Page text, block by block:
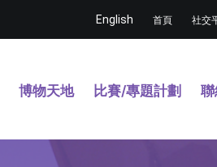
English 首頁 社交
博物天地 比賽/專題計劃